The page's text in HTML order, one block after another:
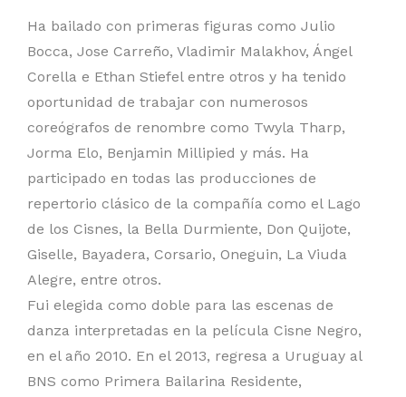
Ha bailado con primeras figuras como Julio
Bocca, Jose Carreño, Vladimir Malakhov, Ángel
Corella e Ethan Stiefel entre otros y ha tenido
oportunidad de trabajar con numerosos
coreógrafos de renombre como Twyla Tharp,
Jorma Elo, Benjamin Millipied y más. Ha
participado en todas las producciones de
repertorio clásico de la compañía como el Lago
de los Cisnes, la Bella Durmiente, Don Quijote,
Giselle, Bayadera, Corsario, Oneguin, La Viuda
Alegre, entre otros.
Fui elegida como doble para las escenas de
danza interpretadas en la película Cisne Negro,
en el año 2010. En el 2013, regresa a Uruguay al
BNS como Primera Bailarina Residente,